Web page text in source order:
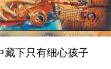
藏下只有细心孩子